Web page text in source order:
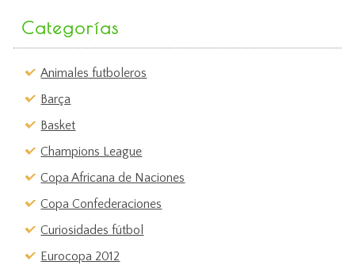
Categorías
Animales futboleros
Barça
Basket
Champions League
Copa Africana de Naciones
Copa Confederaciones
Curiosidades fútbol
Eurocopa 2012